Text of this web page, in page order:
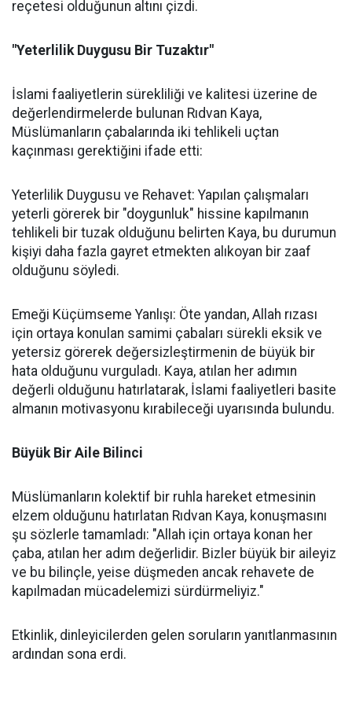
reçetesi olduğunun altını çizdi.
"Yeterlilik Duygusu Bir Tuzaktır"
İslami faaliyetlerin sürekliliği ve kalitesi üzerine de
değerlendirmelerde bulunan Rıdvan Kaya,
Müslümanların çabalarında iki tehlikeli uçtan
kaçınması gerektiğini ifade etti:
Yeterlilik Duygusu ve Rehavet: Yapılan çalışmaları
yeterli görerek bir "doygunluk" hissine kapılmanın
tehlikeli bir tuzak olduğunu belirten Kaya, bu durumun
kişiyi daha fazla gayret etmekten alıkoyan bir zaaf
olduğunu söyledi.
Emeği Küçümseme Yanlışı: Öte yandan, Allah rızası
için ortaya konulan samimi çabaları sürekli eksik ve
yetersiz görerek değersizleştirmenin de büyük bir
hata olduğunu vurguladı. Kaya, atılan her adımın
değerli olduğunu hatırlatarak, İslami faaliyetleri basite
almanın motivasyonu kırabileceği uyarısında bulundu.
Büyük Bir Aile Bilinci
Müslümanların kolektif bir ruhla hareket etmesinin
elzem olduğunu hatırlatan Rıdvan Kaya, konuşmasını
şu sözlerle tamamladı: "Allah için ortaya konan her
çaba, atılan her adım değerlidir. Bizler büyük bir aileyiz
ve bu bilinçle, yeise düşmeden ancak rehavete de
kapılmadan mücadelemizi sürdürmeliyiz."
Etkinlik, dinleyicilerden gelen soruların yanıtlanmasının
ardından sona erdi.